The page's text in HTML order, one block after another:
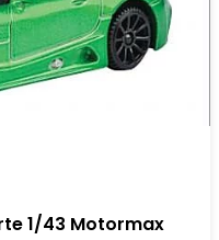
1/43 Motormax